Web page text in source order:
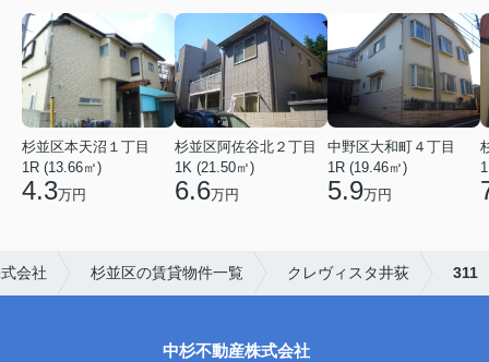
杉並区本天沼１丁目
1R (13.66㎡)
4.3万円
杉並区阿佐谷北２丁目
1K (21.50㎡)
6.6万円
中野区大和町４丁目
1R (19.46㎡)
5.9万円
会社 杉並区の賃貸物件一覧 クレヴィスタ井荻 311
中杉不動産株式会社